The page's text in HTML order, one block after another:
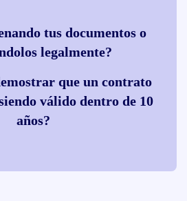
tus documentos o
legalmente?
que un contrato
válido dentro de 10
años?